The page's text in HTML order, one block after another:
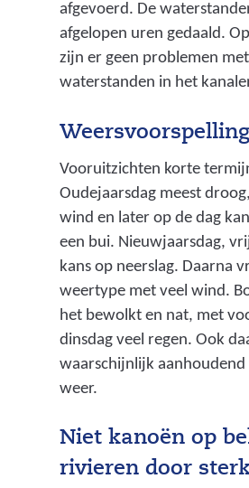
afgevoerd. De
afgelopen uren gedaald.
zijn er geen problemen
waterstanden in het
Weersvoorspelling
Vooruitzichten korte
Oudejaarsdag meest
wind en later op de dag
een bui. Nieuwjaarsdag,
kans op neerslag. Daarna
weertype met veel wind.
het bewolkt en nat, met
dinsdag veel regen. Ook
waarschijnlijk aanhoudend
weer.
Niet kanoën op
rivieren door